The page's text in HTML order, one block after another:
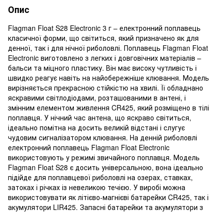
Опис
Flagman Float S28 Electronic 3 г – електронний поплавець
класичної форми, що світиться, який призначено як для
денної, так і для нічної риболовлі. Поплавець Flagman Float
Electronic виготовлено з легких і довговічних матеріалів –
бальси та міцного пластику. Він має високу чутливість і
швидко реагує навіть на найобережніше клювання. Модель
вирізняється прекрасною стійкістю на хвилі. Її обладнано
яскравими світлодіодами, розташованими в антені, і
змінним елементом живлення CR425, який розміщено в тілі
поплавця. У нічний час антена, що яскраво світиться,
ідеально помітна на досить великій відстані і слугує
чудовим сигналізатором клювання. На денній риболовлі
електронний поплавець Flagman Float Electronic
використовують у режимі звичайного поплавця. Модель
Flagman Float S28 є досить універсальною, вона ідеально
підійде для поплавцевої риболовлі на озерах, ставках,
затоках і річках із невеликою течією. У виробі можна
використовувати як літієво-магнієві батарейки CR425, так і
акумулятори LIR425. Запасні батарейки та акумулятори з